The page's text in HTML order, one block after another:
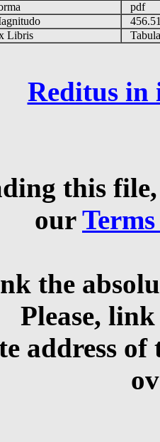
pdf
Libris
Reditus in
this
our
the
Please,
address